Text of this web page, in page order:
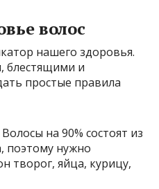
волос
нашего здоровья.
блестящими и
простые правила
Волосы на 90% состоят из
поэтому нужно
творог, яйца, курицу,